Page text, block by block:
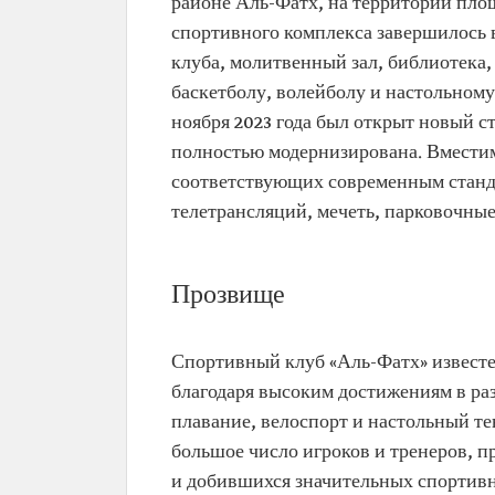
спортивного комплекса завершилось
клуба, молитвенный зал,
баскетболу, волейболу и
ноября 2023 года был открыт новый
полностью модернизирована.
соответствующих современным
телетрансляций, мечеть,
Прозвище
Спортивный клуб «Аль-Фатх»
благодаря высоким достижениям в
плавание, велоспорт и настольный
большое число игроков и тренеров,
и добившихся значительных